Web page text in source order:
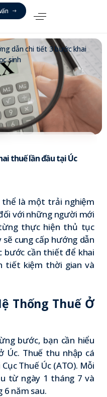
ấn
dẫn chi tiết 3 bước khai
sinh
thuế lần đầu tại Úc
thể là một trải nghiệm
với những người mới
thực hiện thủ tục
cung cấp hướng dẫn
bước cần thiết để khai
tiết kiệm thời gian và
Thống Thuế Ở
bước, bạn cần hiểu
Úc. Thuế thu nhập cá
Thuế Úc (ATO). Mỗi
từ ngày 1 tháng 7 và
năm sau.